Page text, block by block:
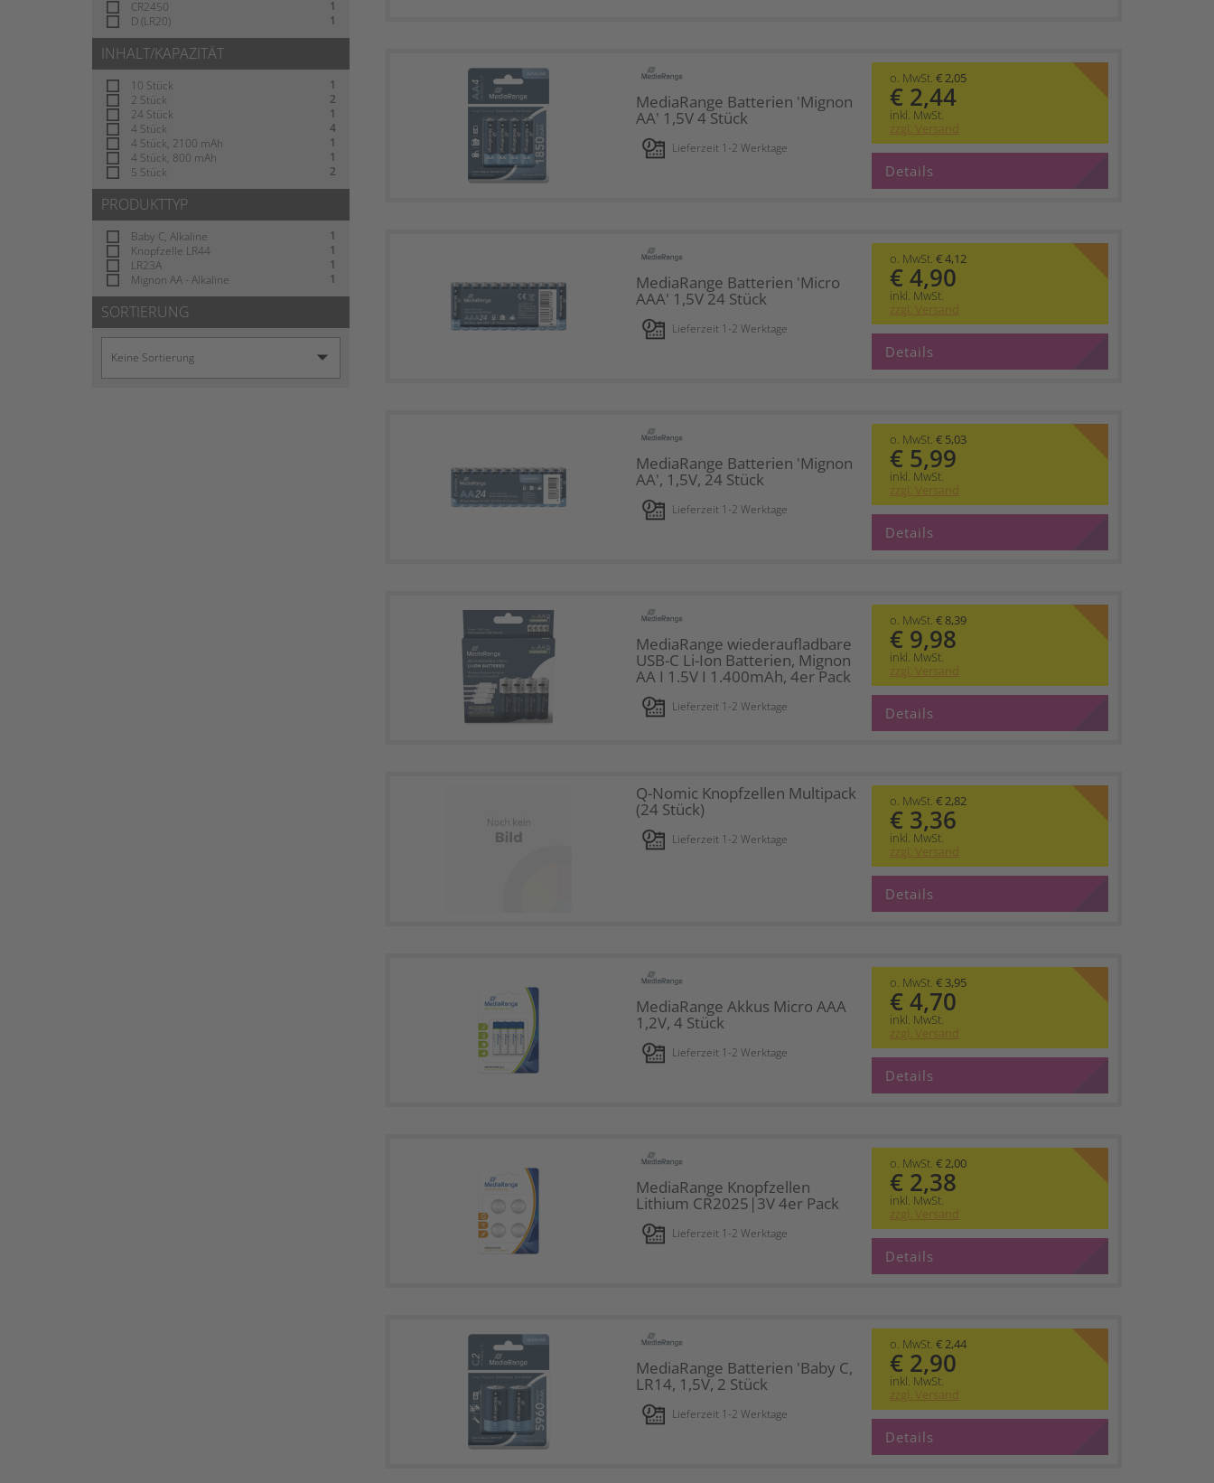
CR2450
1
D (LR20)
1
INHALT/KAPAZITÄT
10 Stück
1
2 Stück
2
24 Stück
1
4 Stück
4
4 Stück, 2100 mAh
1
4 Stück, 800 mAh
1
5 Stück
2
PRODUKTTYP
Baby C, Alkaline
1
Knopfzelle LR44
1
LR23A
1
Mignon AA - Alkaline
1
SORTIERUNG
MediaRange Batterien 'Mignon
AA' 1,5V 4 Stück
Lieferzeit 1-2 Werktage
o. MwSt.€ 2,05
€ 2,44
inkl. MwSt.
zzgl. Versand
Details
MediaRange Batterien 'Micro
AAA' 1,5V 24 Stück
Lieferzeit 1-2 Werktage
o. MwSt.€ 4,12
€ 4,90
inkl. MwSt.
zzgl. Versand
Details
MediaRange Batterien 'Mignon
AA', 1,5V, 24 Stück
Lieferzeit 1-2 Werktage
o. MwSt.€ 5,03
€ 5,99
inkl. MwSt.
zzgl. Versand
Details
MediaRange wiederaufladbare
USB-C Li-Ion Batterien, Mignon
AA I 1.5V I 1.400mAh, 4er Pack
Lieferzeit 1-2 Werktage
o. MwSt.€ 8,39
€ 9,98
inkl. MwSt.
zzgl. Versand
Details
Q-Nomic Knopfzellen Multipack
(24 Stück)
Lieferzeit 1-2 Werktage
o. MwSt.€ 2,82
€ 3,36
inkl. MwSt.
zzgl. Versand
Details
MediaRange Akkus Micro AAA
1,2V, 4 Stück
Lieferzeit 1-2 Werktage
o. MwSt.€ 3,95
€ 4,70
inkl. MwSt.
zzgl. Versand
Details
MediaRange Knopfzellen
Lithium CR2025|3V 4er Pack
Lieferzeit 1-2 Werktage
o. MwSt.€ 2,00
€ 2,38
inkl. MwSt.
zzgl. Versand
Details
MediaRange Batterien 'Baby C,
LR14, 1,5V, 2 Stück
Lieferzeit 1-2 Werktage
o. MwSt.€ 2,44
€ 2,90
inkl. MwSt.
zzgl. Versand
Details